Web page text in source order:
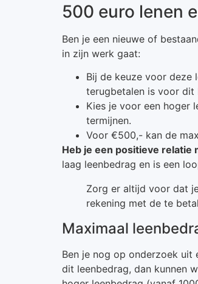
500 euro lenen
Ben je een nieuwe of
in zijn werk gaat:
Bij de keuze voor deze
terugbetalen is voor dit
Kies je voor een hoger
termijnen.
Voor €500,- kan de
Heb je een positieve relatie
laag leenbedrag en is een
Zorg er altijd voor dat
rekening met de te
Maximaal
Ben je nog op onderzoek uit
dit leenbedrag, dan kunnen